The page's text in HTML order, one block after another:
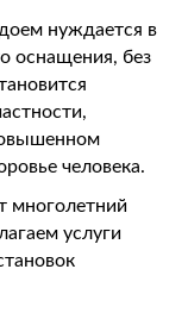
нуждается в
оснащения, без
человека.
многолетний
услуги